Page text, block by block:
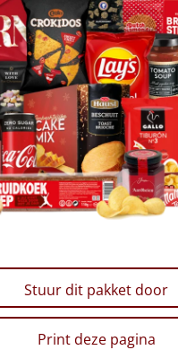
Stuur dit pakket door
Print deze pagina